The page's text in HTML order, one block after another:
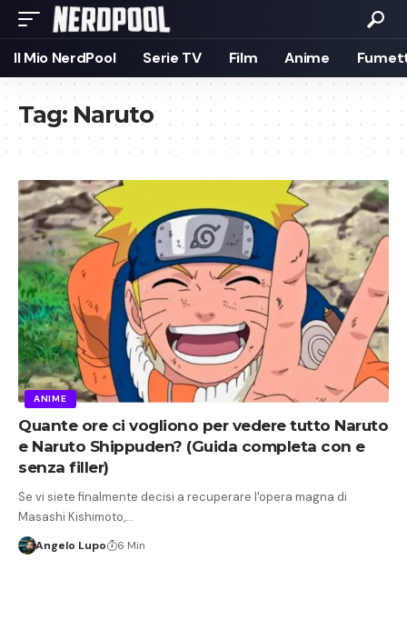
Il Mio NerdPool Serie TV Film Anime
Tag: Naruto
ANIME
Quante ore ci vogliono per vedere tutto Naruto
e Naruto Shippuden? (Guida completa con e
senza filler)
Se vi siete finalmente decisi a recuperare l'opera magna di
Masashi Kishimoto,…
Angelo Lupo 6 Min